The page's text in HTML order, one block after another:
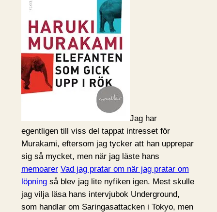
Jag har
egentligen till viss del tappat intresset för
Murakami, eftersom jag tycker att han upprepar
sig så mycket, men när jag läste hans
memoarer Vad jag pratar om när jag pratar om
löpningså blev jag lite nyfiken igen. Mest skulle
jag vilja läsa hans intervjubok Underground,
som handlar om Saringasattacken i Tokyo, men